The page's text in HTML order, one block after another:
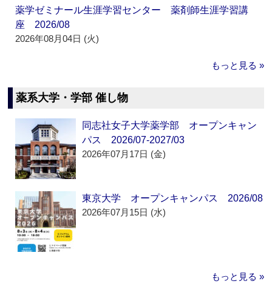
薬学ゼミナール生涯学習センター 薬剤師生涯学習講
座 2026/08
2026年08月04日 (火)
もっと見る »
薬系大学・学部 催し物
同志社女子大学薬学部 オープンキャン
パス 2026/07-2027/03
2026年07月17日 (金)
東京大学 オープンキャンパス 2026/08
2026年07月15日 (水)
もっと見る »